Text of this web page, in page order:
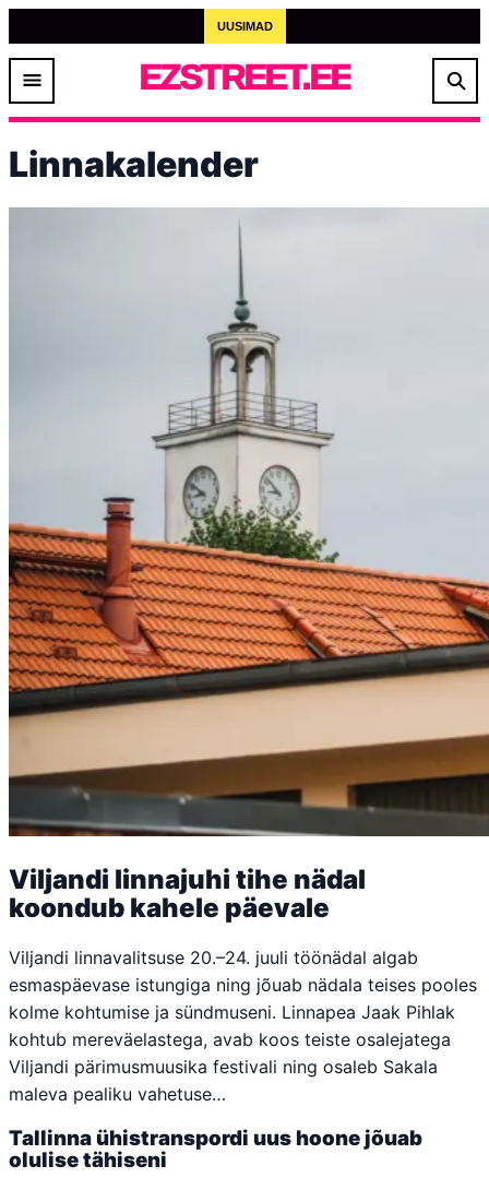
UUSIMAD
EZSTREET.EE
Linnakalender
Viljandi linnajuhi tihe nädal
koondub kahele päevale
Viljandi linnavalitsuse 20.–24. juuli töönädal algab
esmaspäevase istungiga ning jõuab nädala teises pooles
kolme kohtumise ja sündmuseni. Linnapea Jaak Pihlak
kohtub mereväelastega, avab koos teiste osalejatega
Viljandi pärimusmuusika festivali ning osaleb Sakala
maleva pealiku vahetuse…
Tallinna ühistranspordi uus hoone jõuab
olulise tähiseni